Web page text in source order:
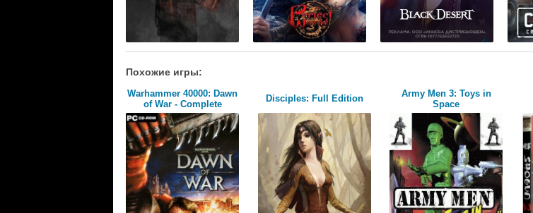
Похожие игры:
Warhammer 40000: Dawn
of War - Complete
Disciples: Full Edition
Army Men 3: Toys in
Space